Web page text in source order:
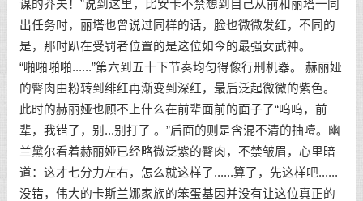
谋的莽夫！”说到这里，比安卡不禁想到自己从前和丽塔一同
出任务时，丽塔也曾说过同样的话，脸也微微发红，不同的
是，那时趴在受罚者位置的是这位如今的最强女武神。
“啪啪啪啪......”第六到五十下节奏均匀得像行刑机器。 赫丽娅
的臀肉由粉转到绯红再渐变到深红，最后泛起微微的紫色。
此时的赫丽娅也顾不上什么在前辈面前的面子了“呜呜，前
辈，我错了，别...别打了 。”后面的则是含混不清的抽噎。幽
兰黛尔看着赫丽娅已经略微泛紫的臀肉，不禁皱眉，心里暗
道：这才七分力左右，怎么就这样了......算了，先这样吧......
没错，伟大的卡斯兰娜家族的笨蛋基因并没有让这位真正的